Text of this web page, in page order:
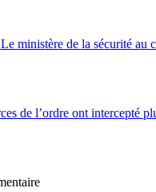
ministère de la sécurité au
de l’ordre ont intercepté